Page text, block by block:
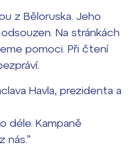
z Běloruska. Jeho
Na stránkách
pomoci. Při čtení
Havla, prezidenta a
déle. Kampaně
nás.”